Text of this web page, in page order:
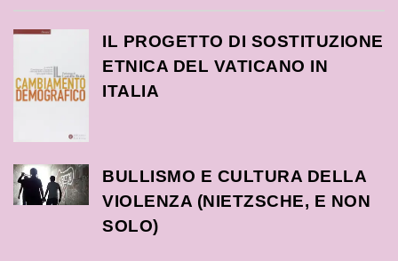
IL PROGETTO DI SOSTITUZIONE
ETNICA DEL VATICANO IN
ITALIA
BULLISMO E CULTURA DELLA
VIOLENZA (NIETZSCHE, E NON
SOLO)